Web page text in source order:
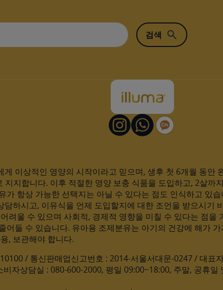
게 이상적인 영양의 시작이라고 믿으며, 생후 첫 6개월 동안
지지합니다. 이후 적절한 영양 보충 식품을 도입하고, 2살까
가 항상 가능한 선택지는 아닐 수 있다는 점도 인식하고 있
담하시고, 이유식을 언제 도입할지에 대한 조언을 받으시기
려울 수 있으며 사회적, 경제적 영향을 미칠 수 있다는 점을
어들 수 있습니다. 유아용 조제분유는 아기의 건강에 해가
, 보관해야 합니다.
/ 통신판매업신고번호 : 2014-서울서대문-0247 / 대표
자상담실 : 080-600-2000, 평일 09:00~18:00, 주말, 공휴일